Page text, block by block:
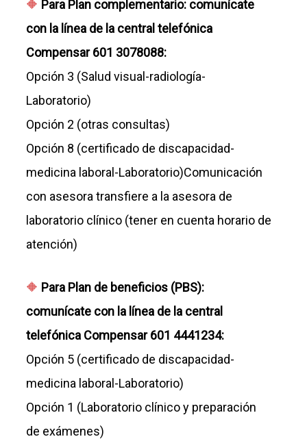
Para Plan complementario: comunícate
con la línea de la central telefónica
Compensar 601 3078088:
Opción 3 (Salud visual-radiología-
Laboratorio)
Opción 2 (otras consultas)
Opción 8 (certificado de discapacidad-
medicina laboral-Laboratorio)Comunicación
con asesora transfiere a la asesora de
laboratorio clínico (tener en cuenta horario de
atención)
Para Plan de beneficios (PBS):
comunícate con la línea de la central
telefónica Compensar 601 4441234:
Opción 5 (certificado de discapacidad-
medicina laboral-Laboratorio)
Opción 1 (Laboratorio clínico y preparación
de exámenes)